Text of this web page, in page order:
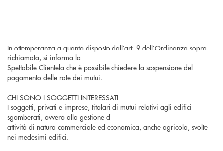
In ottemperanza a quanto disposto dall’art. 9 dell’Ordinanza sopra
richiamata, si informa la
Spettabile Clientela che è possibile chiedere la sospensione del
pagamento delle rate dei mutui.
CHI SONO I SOGGETTI INTERESSATI
I soggetti, privati e imprese, titolari di mutui relativi agli edifici
sgomberati, ovvero alla gestione di
attività di natura commerciale ed economica, anche agricola, svolte
nei medesimi edifici.